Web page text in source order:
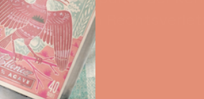
von